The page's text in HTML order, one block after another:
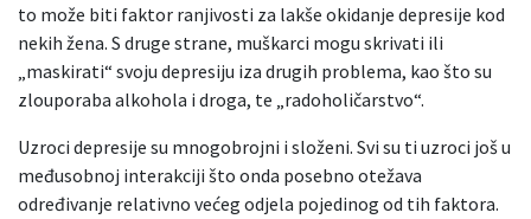
to može biti faktor ranjivosti za lakše okidanje depresije kod
nekih žena. S druge strane, muškarci mogu skrivati ili
„maskirati“ svoju depresiju iza drugih problema, kao što su
zlouporaba alkohola i droga, te „radoholičarstvo“.
Uzroci depresije su mnogobrojni i složeni. Svi su ti uzroci još u
međusobnoj interakciji što onda posebno otežava
određivanje relativno većeg odjela pojedinog od tih faktora.